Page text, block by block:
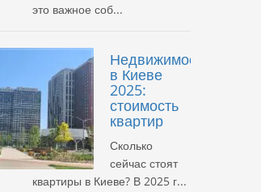
это важное соб...
Недвижимость
в Киеве
2025:
стоимость
квартир
Сколько
сейчас стоят
квартиры в Киеве? В 2025 г...